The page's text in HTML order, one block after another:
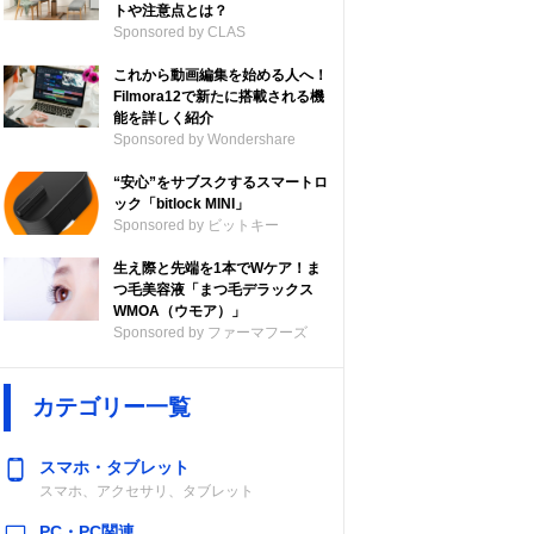
トや注意点とは？
Sponsored by CLAS
これから動画編集を始める人へ！
Filmora12で新たに搭載される機
能を詳しく紹介
Sponsored by Wondershare
“安心”をサブスクするスマートロ
ック「bitlock MINI」
Sponsored by ビットキー
生え際と先端を1本でWケア！ま
つ毛美容液「まつ毛デラックス
WMOA（ウモア）」
Sponsored by ファーマフーズ
カテゴリー一覧
スマホ・タブレット
スマホ、アクセサリ、タブレット